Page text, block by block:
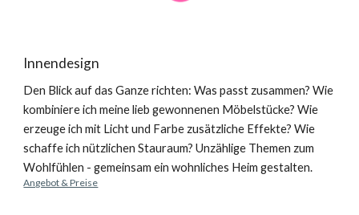
Innendesign
Den Blick auf das Ganze richten: Was passt zusammen? Wie
kombiniere ich meine lieb gewonnenen Möbelstücke? Wie
erzeuge ich mit Licht und Farbe zusätzliche Effekte? Wie
schaffe ich nützlichen Stauraum? Unzählige Themen zum
Wohlfühlen - gemeinsam ein wohnliches Heim gestalten.
Angebot & Preise